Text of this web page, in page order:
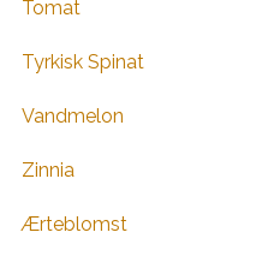
Tomat
Tyrkisk Spinat
Vandmelon
Zinnia
Ærteblomst